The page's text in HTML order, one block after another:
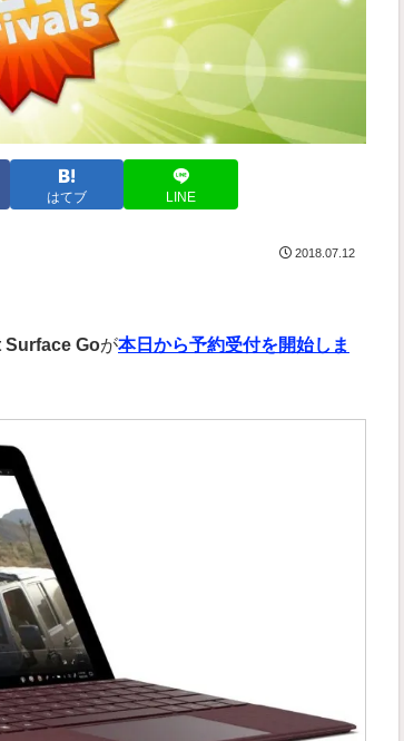
はてブ LINE
2018.07.12
Surface Goが本日から予約受付を開始しま